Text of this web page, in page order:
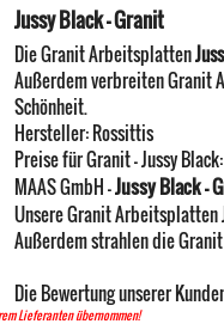
Jussy Black - Granit
Die Granit Arbeitsplatten
Außerdem verbreiten Granit
Schönheit.
Hersteller:Rossittis
Preise für Granit -Jussy Black
MAAS GmbH-Jussy Black -
Unsere Granit Arbeitsplatten
Außerdem strahlen die
Die Bewertung unserer
Lieferanten übernommen!